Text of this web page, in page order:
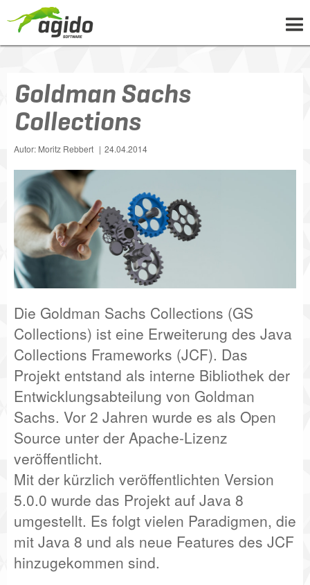
LÖSUNGEN
PROJEKTE
KARRIERE
KONTAKT
Goldman Sachs
Collections
Autor: Moritz Rebbert 24.04.2014
Die Goldman Sachs Collections (GS
Collections) ist eine Erweiterung des Java
Collections Frameworks (JCF). Das
Projekt entstand als interne Bibliothek der
Entwicklungsabteilung von Goldman
Sachs. Vor 2 Jahren wurde es als Open
Source unter der Apache-Lizenz
veröffentlicht.
Mit der kürzlich veröffentlichten Version
5.0.0 wurde das Projekt auf Java 8
umgestellt. Es folgt vielen Paradigmen, die
mit Java 8 und als neue Features des JCF
hinzugekommen sind.